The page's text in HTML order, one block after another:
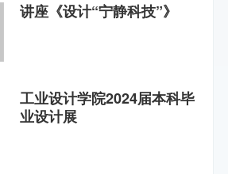
讲座《设计“宁静科技”》
工业设计学院2024届本科毕
业设计展